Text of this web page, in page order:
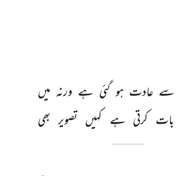
سے عادت ہو گئی ہے ورنہ میں
بات کرتی ہے کہیں تصویر بھی